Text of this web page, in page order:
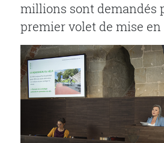
millions sont demandés
premier volet de mise